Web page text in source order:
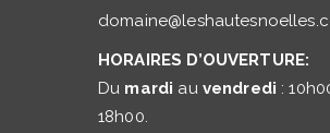
HORAIRES D’OUVERTURE:
Du mardi au vendredi :
18h00.